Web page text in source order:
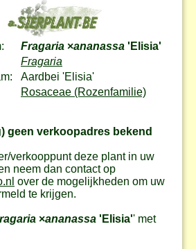
Fragaria ×ananassa 'Elisia'
Fragaria
Aardbei 'Elisia'
Rosaceae (Rozenfamilie)
geen verkoopadres bekend
verkooppunt deze plant in uw
neem dan contact op
over de mogelijkheden om uw
te krijgen.
×ananassa 'Elisia'' met